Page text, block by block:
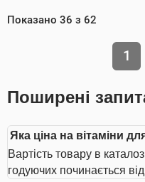
Показано 36 з 62
1
Поширені
Яка ціна на вітаміни
Вартість товару в
годуючих починається